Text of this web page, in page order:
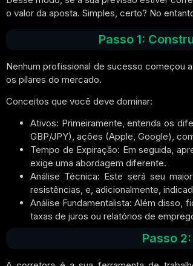
o valor da aposta. Simples, certo? No
Passo 1:
Nenhum profissional de sucesso começou
os pilares do mercado.
Conceitos que você deve dominar:
Ativos: Primeiramente, entenda os
GBP/JPY), ações (Apple, Google),
Tempo de Expiração: Em seguida,
exige uma abordagem diferente.
Análise Técnica: Este será seu
resistências, e, adicionalmente,
Análise Fundamentalista: Além disso,
taxas de juros ou relatórios de
Passo